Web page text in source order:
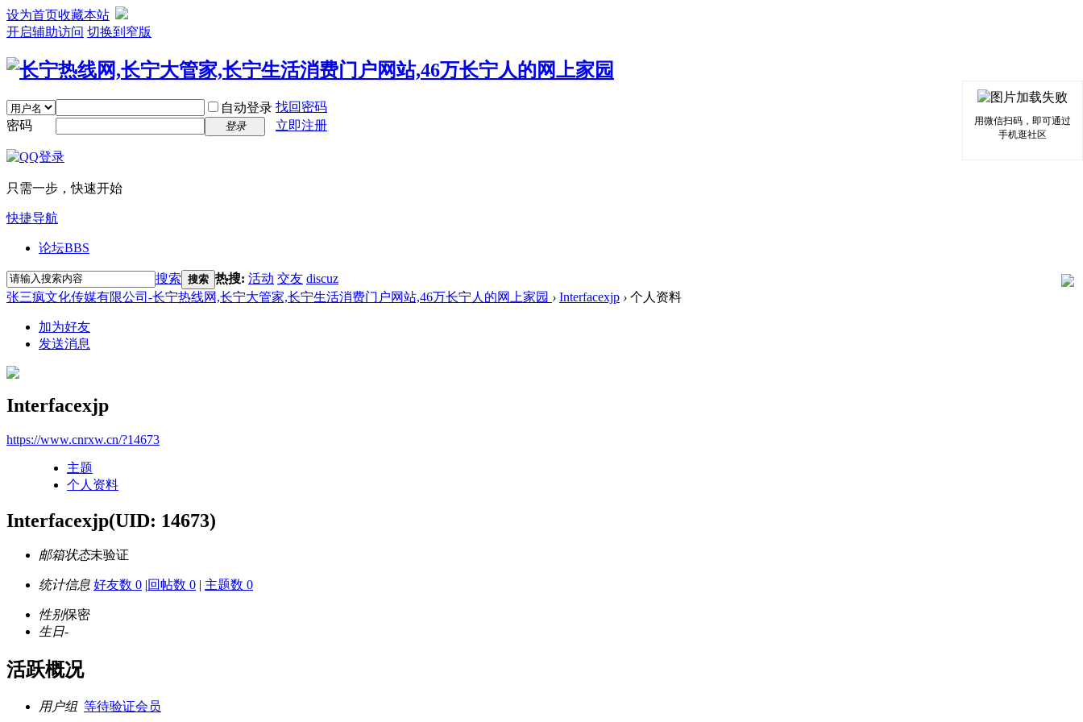
设为首页收藏本站
开启辅助访问 切换到窄版
自动登录 找回密码
密码
登录 立即注册
只需一步，快速开始
快捷导航
论坛BBS
搜索 搜索 热搜: 活动 交友 discuz
用微信扫码，即可通过
手机逛社区
张三疯文化传媒有限公司-长宁热线网,长宁大管家,长宁生活消费门户网站,46万长宁人的网上家园 › Interfacexjp › 个人资料
加为好友
发送消息
Interfacexjp
https://www.cnrxw.cn/?14673
主题
个人资料
Interfacexjp(UID: 14673)
邮箱状态未验证
统计信息 好友数 0 |回帖数 0 | 主题数 0
性别保密
生日-
活跃概况
用户组 等待验证会员